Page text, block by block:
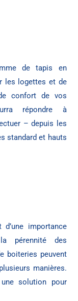
de tapis en
les logettes et de
confort de vos
répondre à
– depuis les
standard et hauts
importance
pérennité des
boiteries peuvent
manières.
solution pour